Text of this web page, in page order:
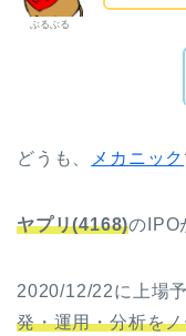
ぶるぶる
ど うも、 メカニック
ヤプリ(4168)のIPO
2020/12/22に上場
発・運用・分析を